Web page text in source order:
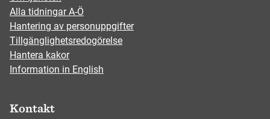
Alla tidningar A-Ö
Hantering av personuppgifter
Tillgänglighetsredogörelse
Hantera kakor
Information in English
Kontakt